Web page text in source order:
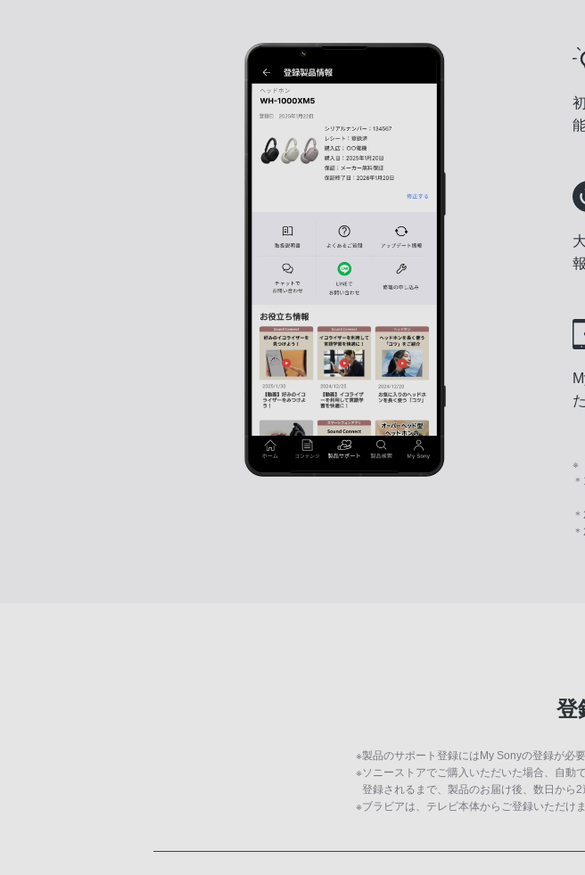
※
登
※製品のサポート登録にはMy Sonyの登録が必
※ソニーストアでご購入いただいた場合、自動
登録されるまで、製品のお届け後、数日から
※ブラビアは、テレビ本体からご登録いただけ